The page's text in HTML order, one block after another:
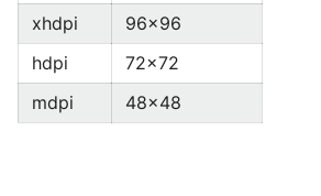
xhdpi
96x96
hdpi
72x72
mdpi
48x48